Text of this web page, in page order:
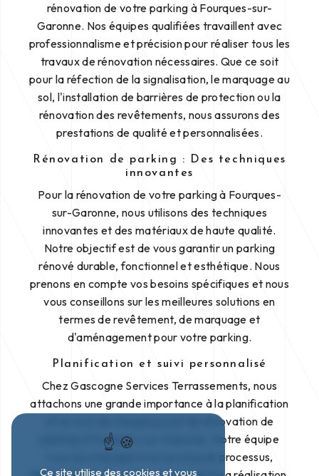
rénovation de votre parking à Fourques-sur-
Garonne. Nos équipes qualifiées travaillent avec
professionnalisme et précision pour réaliser tous les
travaux de rénovation nécessaires. Que ce soit
pour la réfection de la signalisation, le marquage au
sol, l'installation de barrières de protection ou la
rénovation des revêtements, nous assurons des
prestations de qualité et personnalisées.
Rénovation de parking : Des techniques
innovantes
Pour la rénovation de votre parking à Fourques-
sur-Garonne, nous utilisons des techniques
innovantes et des matériaux de haute qualité.
Notre objectif est de vous garantir un parking
rénové durable, fonctionnel et esthétique. Nous
prenons en compte vos besoins spécifiques et nous
vous conseillons sur les meilleures solutions en
termes de revêtement, de marquage et
d'aménagement pour votre parking.
Planification et suivi personnalisé
Chez Gascogne Services Terrassements, nous
attachons une grande importance à la planification
et au suivi de chaque projet de rénovation de
parking à Fourques-sur-Garonne. Notre équipe
vous accompagne tout au long du processus,
Ce site utilise des cookies et vous